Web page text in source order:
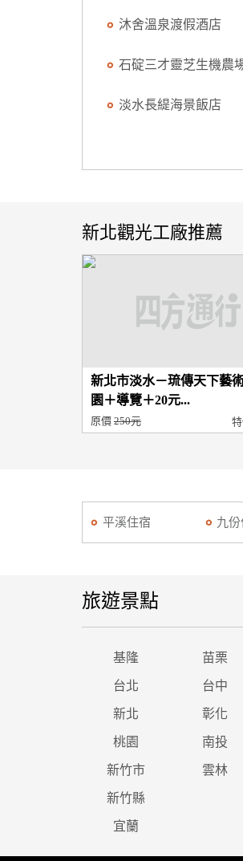
沐舍溫泉渡假酒店
石碇三才靈芝生機農
淡水長緹海景飯店
新北觀光工廠推薦
新北市淡水－琉傳天下藝
園＋導覽＋20元...
原價 250元
平溪住宿 九份
旅遊景點
基隆 苗栗
台北 台中
新北 彰化
桃園 南投
新竹市 雲林
新竹縣
宜蘭